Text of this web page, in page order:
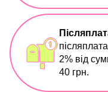
2% від
40 грн.